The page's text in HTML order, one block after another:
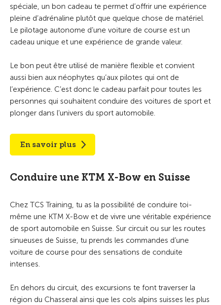
spéciale, un bon cadeau te permet d’offrir une expérience
pleine d’adrénaline plutôt que quelque chose de matériel.
Le pilotage autonome d’une voiture de course est un
cadeau unique et une expérience de grande valeur.
Le bon peut être utilisé de manière flexible et convient
aussi bien aux néophytes qu’aux pilotes qui ont de
l’expérience. C’est donc le cadeau parfait pour toutes les
personnes qui souhaitent conduire des voitures de sport et
plonger dans l’univers du sport automobile.
En savoir plus
Conduire une KTM X-Bow en Suisse
Chez TCS Training, tu as la possibilité de conduire toi-
même une KTM X-Bow et de vivre une véritable expérience
de sport automobile en Suisse. Sur circuit ou sur les routes
sinueuses de Suisse, tu prends les commandes d’une
voiture de course pour des sensations de conduite
intenses.
En dehors du circuit, des excursions te font traverser la
région du Chasseral ainsi que les cols alpins suisses les plus